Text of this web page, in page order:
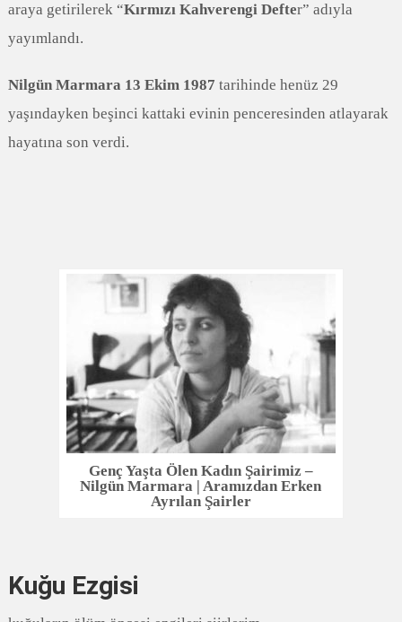
araya getirilerek “Kırmızı Kahverengi Defter” adıyla
yayımlandı.
Nilgün Marmara 13 Ekim 1987 tarihinde henüz 29
yaşındayken beşinci kattaki evinin penceresinden atlayarak
hayatına son verdi.
Genç Yaşta Ölen Kadın Şairimiz –
Nilgün Marmara | Aramızdan Erken
Ayrılan Şairler
Kuğu Ezgisi